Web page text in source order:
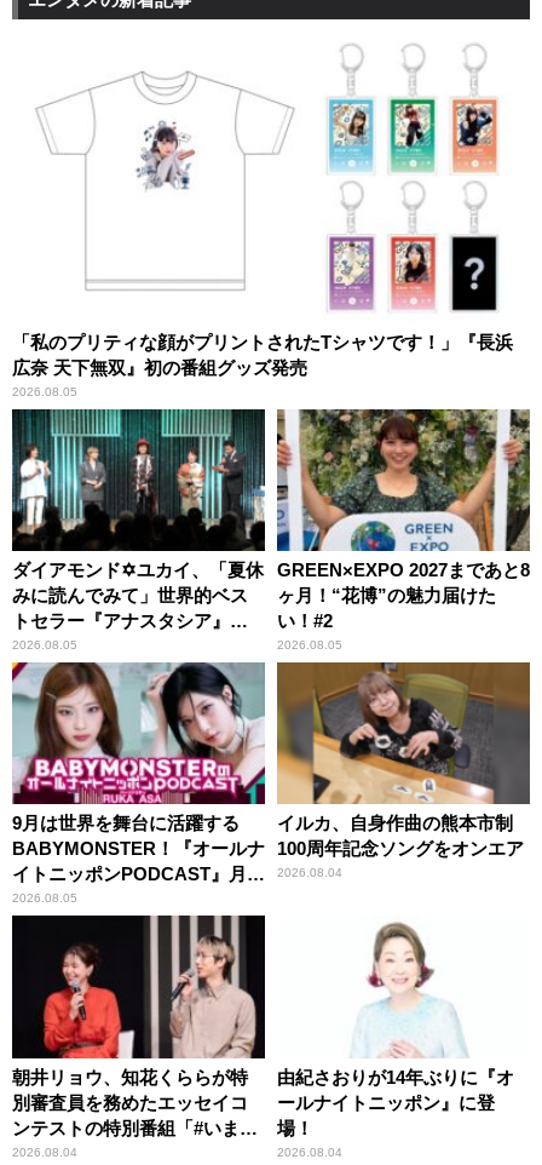
「私のプリティな顔がプリントされたTシャツです！」『長浜
広奈 天下無双』初の番組グッズ発売
2026.08.05
ダイアモンド✡ユカイ、「夏休
みに読んでみて」世界的ベス
トセラー『アナスタシア』を
紹介
2026.08.05
GREEN×EXPO 2027まであと8
ヶ月！“花博”の魅力届けた
い！#2
2026.08.05
9月は世界を舞台に活躍する
BABYMONSTER！『オールナ
イトニッポンPODCAST』月替
わりパーソナリティ
2026.08.05
イルカ、自身作曲の熊本市制
100周年記念ソングをオンエア
2026.08.04
朝井リョウ、知花くららが特
別審査員を務めたエッセイコ
ンテストの特別番組「#いまあ
なたに伝えたいこと」
2026.08.04
由紀さおりが14年ぶりに『オ
ールナイトニッポン』に登
場！
2026.08.04